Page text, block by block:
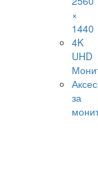
×
1440
4K
UHD
за